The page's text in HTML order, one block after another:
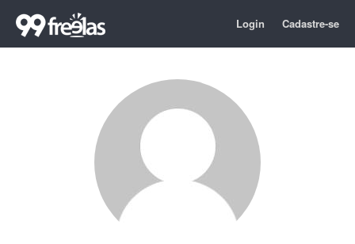
Login Cadastre-se